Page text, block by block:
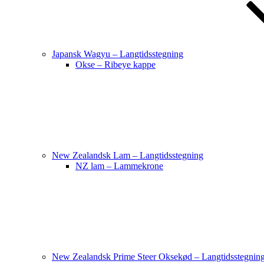
Japansk Wagyu – Langtidsstegning
Okse – Ribeye kappe
New Zealandsk Lam – Langtidsstegning
NZ lam – Lammekrone
New Zealandsk Prime Steer Oksekød –